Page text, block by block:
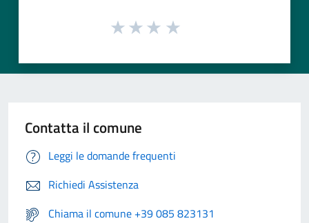
Contatta il comune
Leggi le domande frequenti
Richiedi Assistenza
Chiama il comune +39 085 823131